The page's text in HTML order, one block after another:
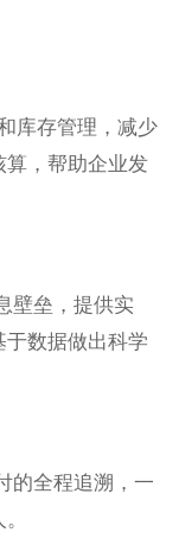
库存管理，减少
算，帮助企业发
垒，提供实
数据做出科学
全程追溯，一